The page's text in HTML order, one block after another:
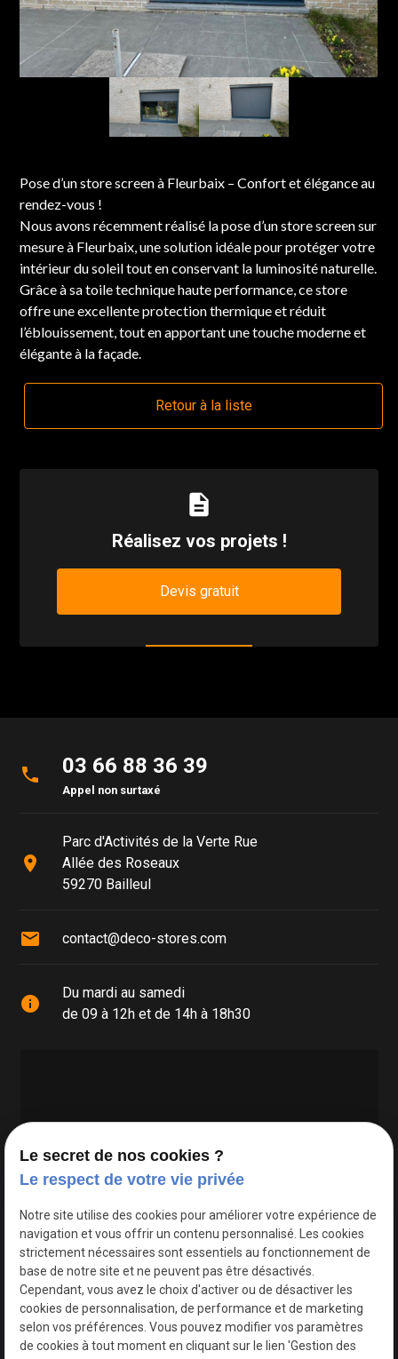
Pose d’un store screen à Fleurbaix – Confort et élégance au
rendez-vous !
Nous avons récemment réalisé la pose d’un store screen sur
mesure à Fleurbaix, une solution idéale pour protéger votre
intérieur du soleil tout en conservant la luminosité naturelle.
Grâce à sa toile technique haute performance, ce store
offre une excellente protection thermique et réduit
l’éblouissement, tout en apportant une touche moderne et
élégante à la façade.
Retour à la liste
description
Réalisez vos projets !
Devis gratuit
phone 03 66 88 36 39
Appel non surtaxé
place
Parc d'Activités de la Verte Rue
Allée des Roseaux
59270 Bailleul
mail contact@deco-stores.com
info
Du mardi au samedi
de 09 à 12h et de 14h à 18h30
Google Maps Search API est désactivé.
Le secret de nos cookies ?
Le respect de votre vie privée
Notre site utilise des cookies pour améliorer votre expérience de
navigation et vous offrir un contenu personnalisé. Les cookies
strictement nécessaires sont essentiels au fonctionnement de
base de notre site et ne peuvent pas être désactivés.
Cependant, vous avez le choix d'activer ou de désactiver les
cookies de personnalisation, de performance et de marketing
selon vos préférences. Vous pouvez modifier vos paramètres
de cookies à tout moment en cliquant sur le lien 'Gestion des